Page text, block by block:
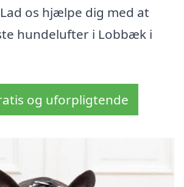
os hjælpe dig med at
hundelufter i Lobbæk i
og uforpligtende